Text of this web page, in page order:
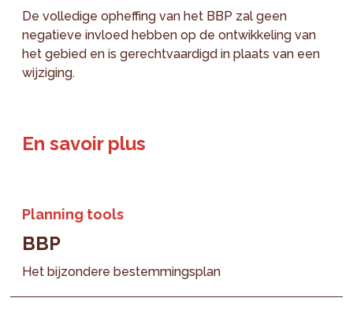
De volledige opheffing van het BBP zal geen
negatieve invloed hebben op de ontwikkeling van
het gebied en is gerechtvaardigd in plaats van een
wijziging.
En savoir plus
Planning tools
BBP
Het bijzondere bestemmingsplan